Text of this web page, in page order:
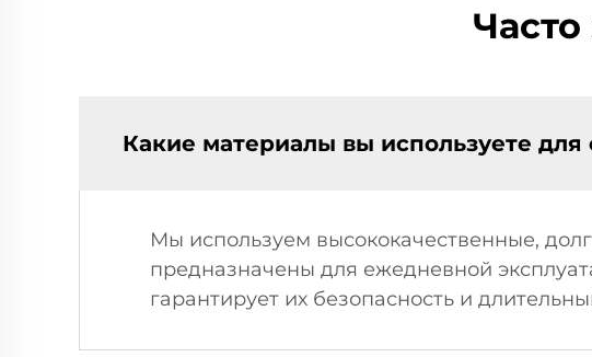
Какие материалы вы используете для
Мы используем высококачественные,
предназначены для ежедневной
гарантирует их безопасность и